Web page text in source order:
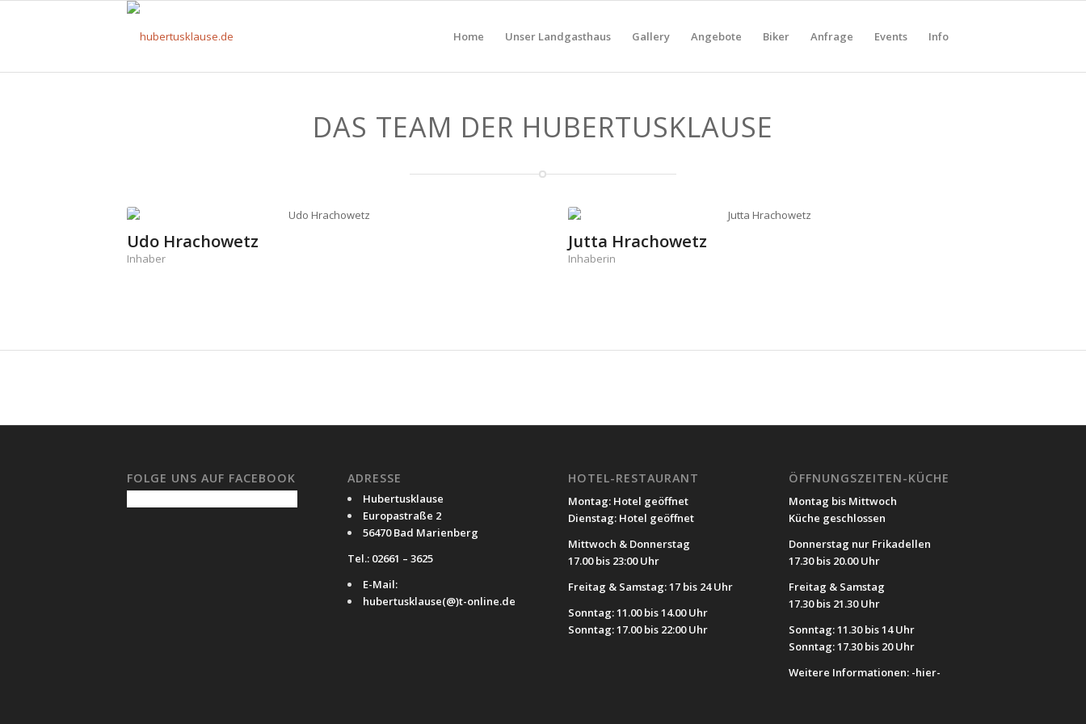
Home Unser Landgasthaus Gallery Angebote Biker Anfrage Events Info
DAS TEAM DER HUBERTUSKLAUSE
Udo Hrachowetz
Inhaber
Jutta Hrachowetz
Inhaberin
FOLGE UNS AUF FACEBOOK ADRESSE
Hubertusklause
Europastraße 2
56470 Bad Marienberg
Tel.: 02661 – 3625
E-Mail:
hubertusklause(@)t-online.de
HOTEL-RESTAURANT
Montag: Hotel geöffnet
Dienstag: Hotel geöffnet
Mittwoch & Donnerstag
17.00 bis 23:00 Uhr
Freitag & Samstag: 17 bis 24 Uhr
Sonntag: 11.00 bis 14.00 Uhr
Sonntag: 17.00 bis 22:00 Uhr
ÖFFNUNGSZEITEN-KÜCHE
Montag bis Mittwoch
Küche geschlossen
Donnerstag nur Frikadellen
17.30 bis 20.00 Uhr
Freitag & Samstag
17.30 bis 21.30 Uhr
Sonntag: 11.30 bis 14 Uhr
Sonntag: 17.30 bis 20 Uhr
Weitere Informationen: -hier-